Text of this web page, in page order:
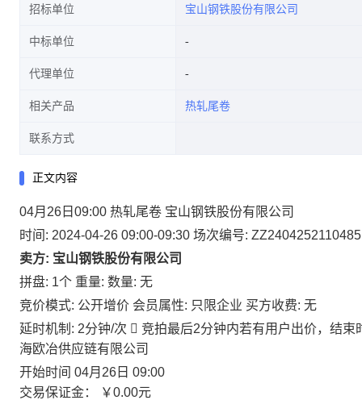
招标单位 宝山钢铁股份有限公司
中标单位
代理单位
相关产品 热轧尾卷
联系方式
正文内容
04月26日09:00 热轧尾卷 宝山钢铁股份有限公司
时间: 2024-04-26 09:00-09:30 场次编号: ZZ2404252110485
卖方: 宝山钢铁股份有限公司
拼盘: 1个 重量: 数量: 无
竞价模式: 公开增价 会员属性: 只限企业 买方收费: 无
延时机制: 2分钟/次  竞拍最后2分钟内若有用户出价，结
海欧冶供应链有限公司
开始时间 04月26日 09:00
交易保证金：
￥0.00元